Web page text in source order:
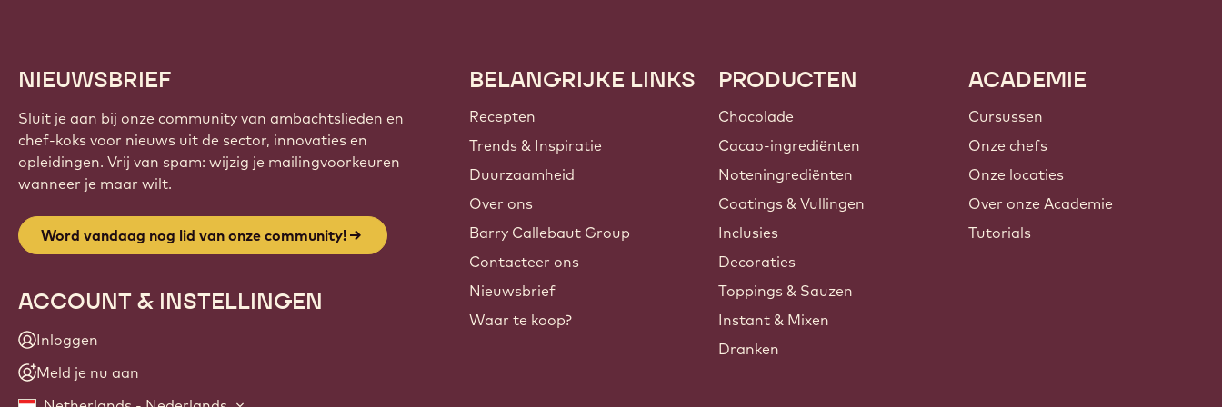
NIEUWSBRIEF
Sluit je aan bij onze community van ambachtslieden en
chef-koks voor nieuws uit de sector, innovaties en
opleidingen. Vrij van spam: wijzig je mailingvoorkeuren
wanneer je maar wilt.
Word vandaag nog lid van onze community!
ACCOUNT & INSTELLINGEN
Inloggen
Meld je nu aan
Footer
Callebaut
BELANGRIJKE LINKS
Recepten
Trends & Inspiratie
Duurzaamheid
Over ons
Barry Callebaut Group
Contacteer ons
Nieuwsbrief
Waar te koop?
PRODUCTEN
Chocolade
Cacao-ingrediënten
Noteningrediënten
Coatings & Vullingen
Inclusies
Decoraties
Toppings & Sauzen
Instant & Mixen
Dranken
ACADEMIE
Cursussen
Onze chefs
Onze locaties
Over onze Academie
Tutorials